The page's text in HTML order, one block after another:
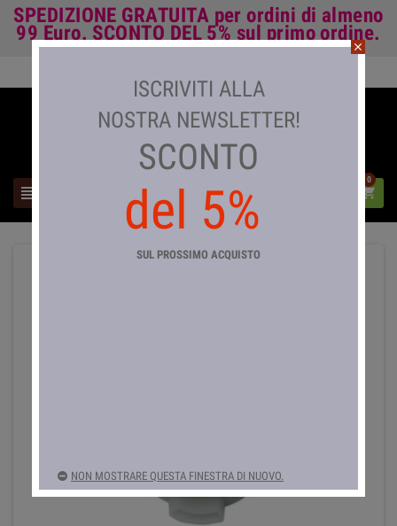
SPEDIZIONE GRATUITA per ordini di almeno
99 Euro. SCONTO DEL 5% sul primo ordine.
 
0
close
ISCRIVITI ALLA
NOSTRA NEWSLETTER!
SCONTO
del 5%
SUL PROSSIMO ACQUISTO
NON MOSTRARE QUESTA FINESTRA DI NUOVO.